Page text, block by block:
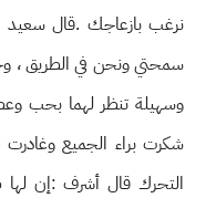
نرغب بازعاجك .قال
سمحتي ونحن في الطريق ،
وسهيلة تنظر لهما بحب
شكرت براء الجميع وغادرت
التحرك قال أشرف :إن